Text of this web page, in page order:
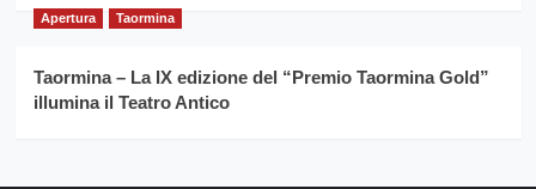
Apertura Taormina
Taormina – La IX edizione del “Premio Taormina Gold”
illumina il Teatro Antico